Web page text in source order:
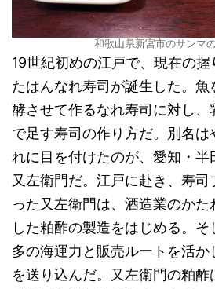
和歌山県新宮市のサンマ
19世紀初めの江戸で、現在の
たはんなれ寿司が誕生した。
酵させて作るなれ寿司に対し
で足す寿司の作り方だ。別名は
れに目を付けたのが、愛知・半
又左衛門だ。江戸に赴き、寿司
った又左衛門は、酒造業のかた
した粕酢の製造をはじめる。
多の海運力と販売ルートを活
を送り込んだ。又左衛門の粕